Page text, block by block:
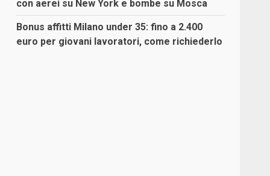
con aerei su New York e bombe su Mosca
Bonus affitti Milano under 35: fino a 2.400
euro per giovani lavoratori, come richiederlo